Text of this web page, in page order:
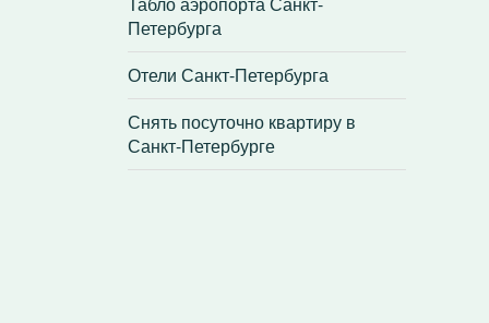
Петербурга
Отели Санкт-Петербурга
Снять посуточно квартиру в
Санкт-Петербурге